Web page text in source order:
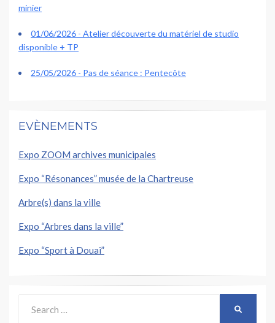
minier
01/06/2026 - Atelier découverte du matériel de studio
disponible + TP
25/05/2026 - Pas de séance : Pentecôte
EVÈNEMENTS
Expo ZOOM archives municipales
Expo “Résonances” musée de la Chartreuse
Arbre(s) dans la ville
Expo “Arbres dans la ville”
Expo “Sport à Douai”
for: